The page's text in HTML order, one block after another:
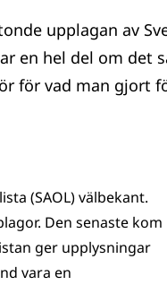
upplagan av
en hel del om det
för vad man gjort
(SAOL) välbekant.
Den senaste kom
ger upplysningar
vara en